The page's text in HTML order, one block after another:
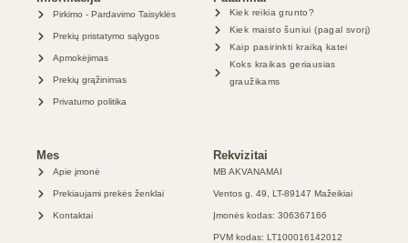
Pirkimo - Pardavimo Taisyklės
Prekių pristatymo sąlygos
Apmokėjimas
Prekių grąžinimas
Privatumo politika
Kiek reikia grunto?
Kiek maisto šuniui (pagal svorį)
Kaip pasirinkti kraiką katei
Koks kraikas geriausias
graužikams
Mes
Apie įmonė
Prekiaujami prekės ženklai
Kontaktai
Rekvizitai
MB AKVANAMAI
Ventos g. 49, LT-89147 Mažeikiai
Įmonės kodas: 306367166
PVM kodas: LT100016142012